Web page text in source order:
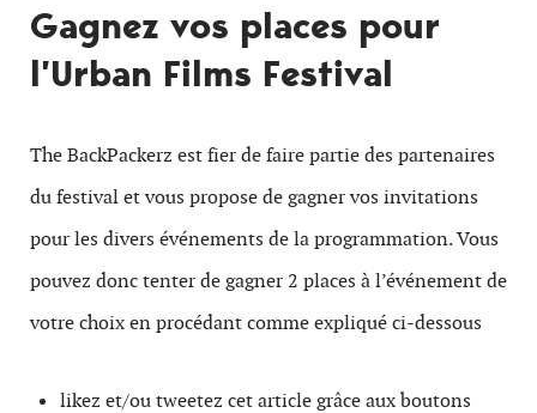
Gagnez vos places pour
l’Urban Films Festival
The BackPackerz est fier de faire partie des partenaires
du festival et vous propose de gagner vos invitations
pour les divers événements de la programmation. Vous
pouvez donc tenter de gagner 2 places à l’événement de
votre choix en procédant comme expliqué ci-dessous
likez et/ou tweetez cet article grâce aux boutons